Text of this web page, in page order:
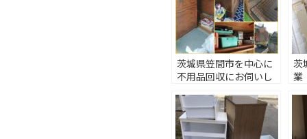
茨城県笠間市を中心に
不用品回収にお伺いし
茨
業